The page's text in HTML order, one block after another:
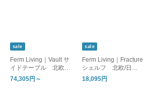
sale
Ferm Living｜Vault サ
イドテーブル 北欧/
日本正規販売店品【お
取り寄せ/カシミア：
74,305円～
sale
Ferm Living｜Fracture
シェルフ 北欧/日本
正規販売店品【国内在
庫あり】
18,095円